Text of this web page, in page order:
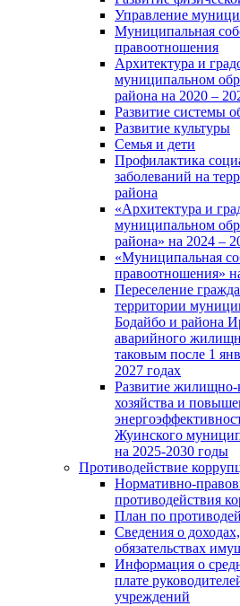
Управление
Муниципальная
правоотношения
Архитектура и
муниципальном
района на 2020 –
Развитие системы
Развитие культуры
Семья и дети
Профилактика
заболеваний на
района
«Архитектура и
муниципальном
района» на 2024 –
«Муниципальная
правоотношения»
Переселение
территории
Бодайбо и района
аварийного
таковым после 1
2027 годах
Развитие жилищно-
хозяйства и
Жуинского
на 2025-2030 годы
Противодействие
Нормативно-
противодействия
План по
Сведения о
обязательствах
Информация о
плате
учреждений